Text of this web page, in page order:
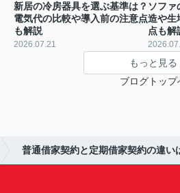
新居の冷房器具を選ぶ基準は？
電気代の比較や導入前の注意点
も解説
2026.07.21
ソファ
造や生
点も解
もっと見る
ブログトップ
普通借家契約と定期借家契約の違い